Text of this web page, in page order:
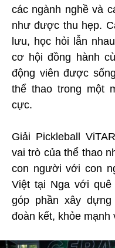
các ngành nghề và
như được thu hẹp.
lưu, học hỏi lẫn
cơ hội đồng hành
động viên được
thể thao trong một
cực.
Giải Pickleball
vai trò của thể thao
con người với con
Việt tại Nga với
góp phần xây
đoàn kết, khỏe mạnh